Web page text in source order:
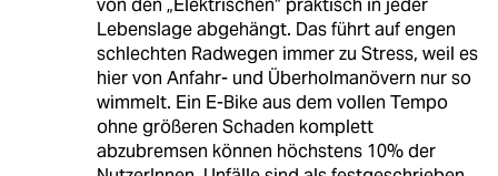
von den „Elektrischen“ praktisch in jeder
Lebenslage abgehängt. Das führt auf engen
schlechten Radwegen immer zu Stress, weil es
hier von Anfahr- und Überholmanövern nur so
wimmelt. Ein E-Bike aus dem vollen Tempo
ohne größeren Schaden komplett
abzubremsen können höchstens 10% der